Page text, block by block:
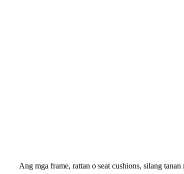
Ang mga frame, rattan o seat cushions, silang